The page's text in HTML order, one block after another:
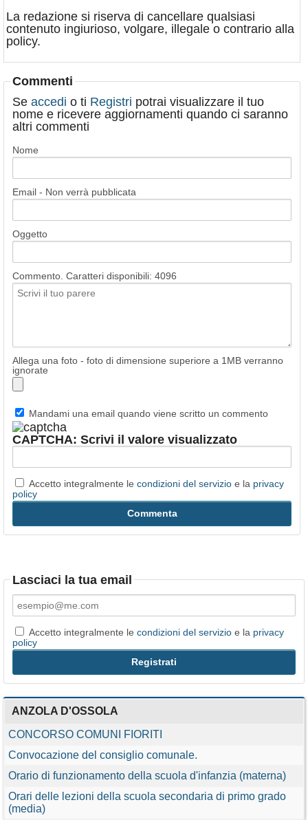
La redazione si riserva di cancellare qualsiasi
contenuto ingiurioso, volgare, illegale o contrario alla
policy.
Commenti
Se accedi o ti Registri potrai visualizzare il tuo
nome e ricevere aggiornamenti quando ci saranno
altri commenti
Nome
Email - Non verrà pubblicata
Oggetto
Commento. Caratteri disponibili: 4096
Allega una foto - foto di dimensione superiore a 1MB verranno
ignorate
Mandami una email quando viene scritto un commento
CAPTCHA: Scrivi il valore visualizzato
Accetto integralmente le condizioni del servizio e la privacy
policy
Lasciaci la tua email
Accetto integralmente le condizioni del servizio e la privacy
policy
ANZOLA D'OSSOLA
CONCORSO COMUNI FIORITI
Convocazione del consiglio comunale.
Orario di funzionamento della scuola d'infanzia (materna)
Orari delle lezioni della scuola secondaria di primo grado
(media)